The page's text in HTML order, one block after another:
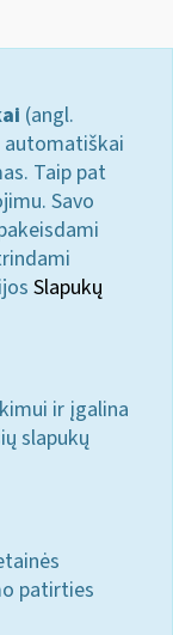
(angl.
automatiškai
Taip pat
Savo
Slapukų
ir įgalina
slapukų
patirties